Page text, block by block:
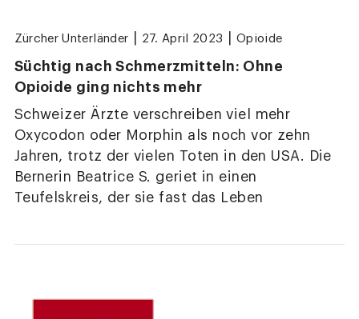
Zürcher Unterländer 27. April 2023 Opioide
Süchtig nach Schmerzmitteln: Ohne
Opioide ging nichts mehr
Schweizer Ärzte verschreiben viel mehr
Oxycodon oder Morphin als noch vor zehn
Jahren, trotz der vielen Toten in den USA. Die
Bernerin Beatrice S. geriet in einen
Teufelskreis, der sie fast das Leben